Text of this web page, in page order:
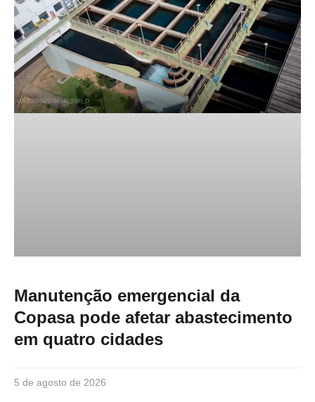
Manutenção emergencial da
Copasa pode afetar abastecimento
em quatro cidades
5 de agosto de 2026